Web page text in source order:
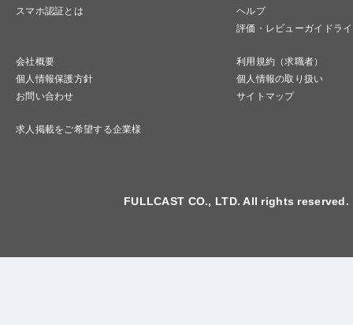
スマホ認証とは
ヘルプ
評価・レビューガイドラ
会社概要
利用規約（求職者）
個人情報保護方針
個人情報の取り扱い
お問い合わせ
サイトマップ
求人掲載をご希望する企業様
FULLCAST CO., LTD. All rights reserved.